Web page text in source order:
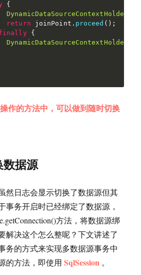
{
DynamicDataSourceContextHolder
return joinPoint . proceed ( ) ;
{
DynamicDataSourceContextHolder
作的方法中，可以做到随时切换
数据源
然日志会显示切换了数据源但其
事务开启时已经绑定了数据源，
方法，将数据源绑
解决这个怎么整呢？下文讲述了
务的方式来实现多数据源事务中
的方法，即使用 SqlSession 。